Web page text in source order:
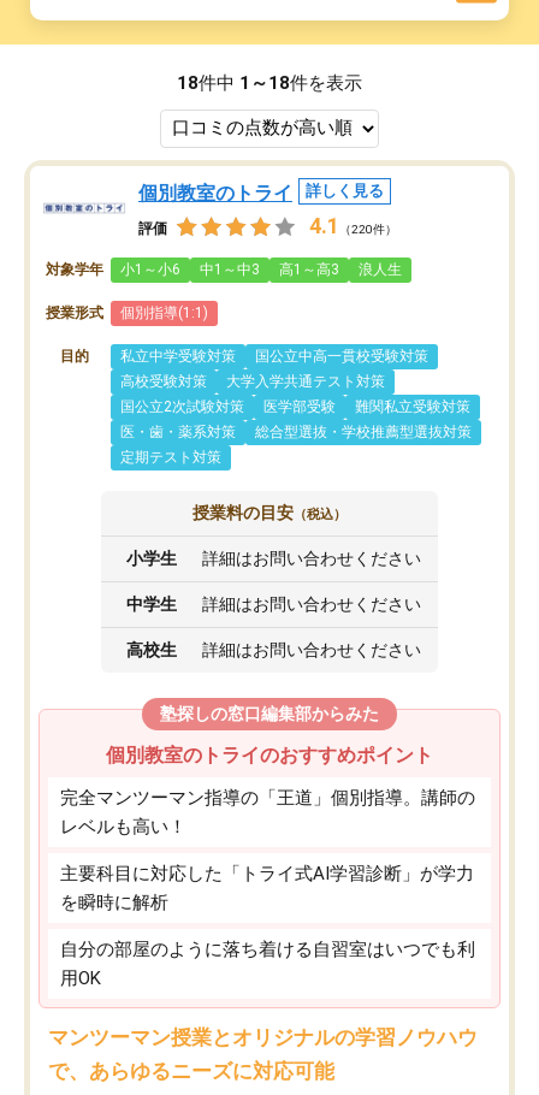
18件中 1～18件を表示
個別教室のトライ 詳しく見る
評価 4.1 （220件）
対象学年 小1～小6 中1～中3 高1～高3 浪人生
授業形式 個別指導(1:1)
目的 私立中学受験対策
国公立中高一貫校受験対策
高校受験対策
大学入学共通テスト対策
国公立2次試験対策
医学部受験
難関私立受験対策
医・歯・薬系対策
総合型選抜・学校推薦型選抜対策
定期テスト対策
授業料の目安 （税込）
小学生 詳細はお問い合わせください
中学生 詳細はお問い合わせください
高校生 詳細はお問い合わせください
塾探しの窓口編集部からみた
個別教室のトライのおすすめポイント
完全マンツーマン指導の「王道」個別指導。講師の
レベルも高い！
主要科目に対応した「トライ式AI学習診断」が学力
を瞬時に解析
自分の部屋のように落ち着ける自習室はいつでも利
用OK
マンツーマン授業とオリジナルの学習ノウハウ
で、あらゆるニーズに対応可能